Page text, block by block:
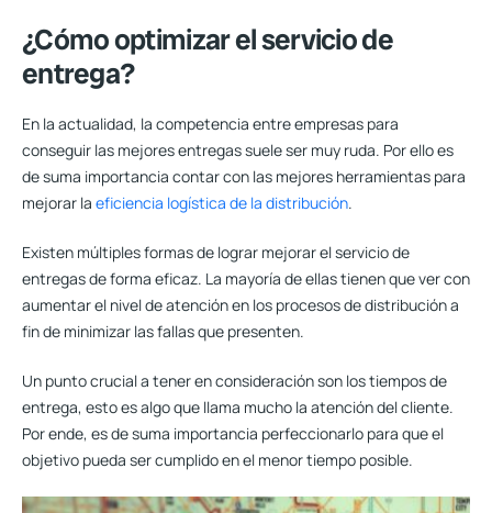
¿Cómo optimizar el servicio de
entrega?
En la actualidad, la competencia entre empresas para
conseguir las mejores entregas suele ser muy ruda. Por ello es
de suma importancia contar con las mejores herramientas para
mejorar la eficiencia logística de la distribución.
Existen múltiples formas de lograr mejorar el servicio de
entregas de forma eficaz. La mayoría de ellas tienen que ver con
aumentar el nivel de atención en los procesos de distribucióna
fin de minimizar las fallas que presenten.
Un punto crucial a tener en consideración son los tiempos de
entrega, esto es algo que llama mucho la atención del cliente.
Por ende, es de suma importancia perfeccionarlo para que el
objetivo pueda ser cumplido en el menor tiempo posible.